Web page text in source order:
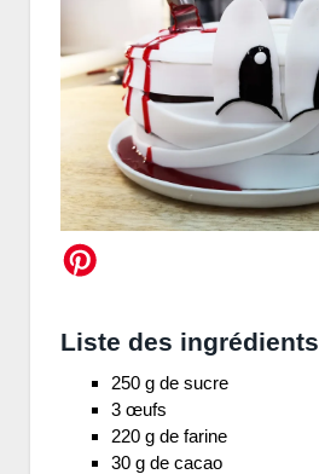
Liste des ingrédients
250 g de sucre
3 œufs
220 g de farine
30 g de cacao